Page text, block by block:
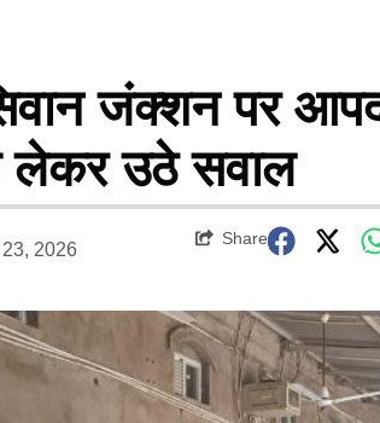
जंक्शन पर आपदा
लेकर उठे सवाल
2026
Share